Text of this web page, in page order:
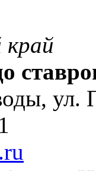
край
ул.